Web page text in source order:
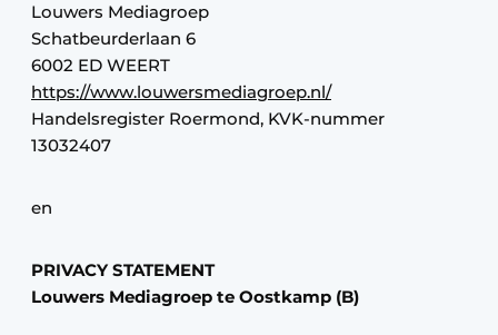
Evenement aanmelden
Home
Meest gelezen
Nieuwsbrief
Vacatures
Algemeen
Panelgesprek
Solar
Louwers Mediagroep
Schatbeurderlaan 6
6002 ED WEERT
https://www.louwersmediagroep.nl/
Handelsregister Roermond, KVK-nummer
13032407
en
PRIVACY STATEMENT
Louwers Mediagroep te Oostkamp (B)